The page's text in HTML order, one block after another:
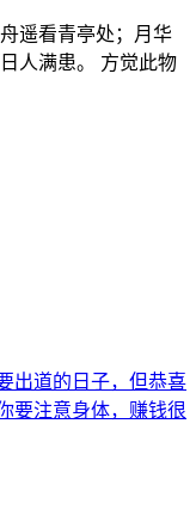
遥看青亭处；月华
人满患。 方觉此物
出道的日子，但恭喜
要注意身体，赚钱很